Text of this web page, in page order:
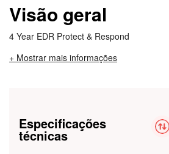
Visão geral
4 Year EDR Protect & Respond
+ Mostrar mais informações
Especificações
técnicas